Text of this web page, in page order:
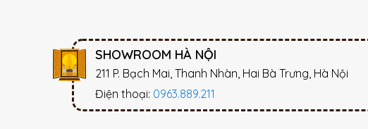
SHOWROOM HÀ NỘI
211 P. Bạch Mai, Thanh Nhàn, Hai Bà Trưng, Hà Nội
Điện thoại: 0963.889.211